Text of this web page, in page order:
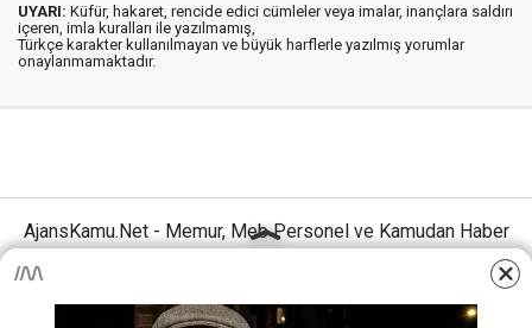
UYARI: Küfür, hakaret, rencide edici cümleler veya imalar, inançlara saldırı
içeren, imla kuralları ile yazılmamış,
Türkçe karakter kullanılmayan ve büyük harflerle yazılmış yorumlar
onaylanmamaktadır.
AjansKamu.Net - Memur, Meb Personel ve Kamudan Haber